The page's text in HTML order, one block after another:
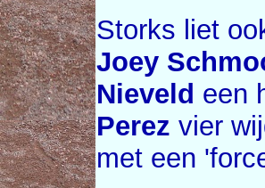
Storks liet
Joey
Nieveld een
Perez vier
met een